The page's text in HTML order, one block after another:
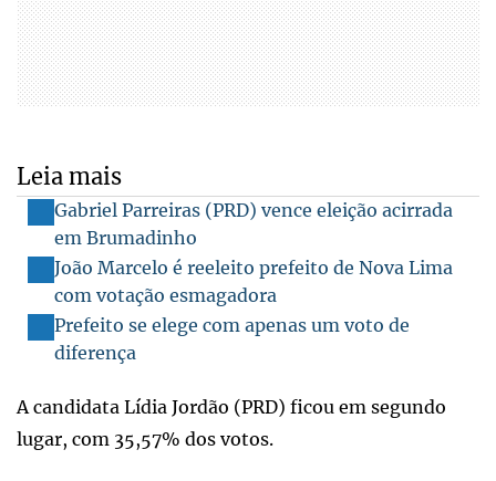
Leia mais
Gabriel Parreiras (PRD) vence eleição acirrada
em Brumadinho
João Marcelo é reeleito prefeito de Nova Lima
com votação esmagadora
Prefeito se elege com apenas um voto de
diferença
A candidata Lídia Jordão (PRD) ficou em segundo
lugar, com 35,57% dos votos.